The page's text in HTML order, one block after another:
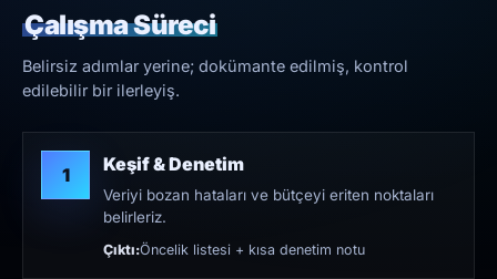
Çalışma Süreci
Belirsiz adımlar yerine; dokümante edilmiş, kontrol
edilebilir bir ilerleyiş.
1 Keşif & Denetim
Veriyi bozan hataları ve bütçeyi eriten noktaları
belirleriz.
Çıktı:Öncelik listesi + kısa denetim notu